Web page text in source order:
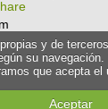
y de
su
que acepta el
Aceptar